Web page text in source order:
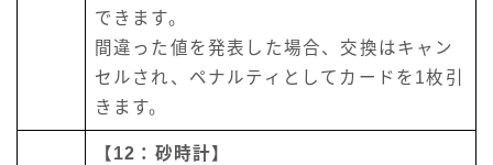
できます。
間違った値を発表した場合、交換はキャン
セルされ、ペナルティとしてカードを1枚引
きます。
【12：砂時計】